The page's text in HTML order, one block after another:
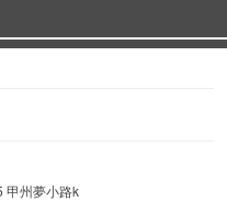
。
季節の素材を使用した期
甲州夢小路k